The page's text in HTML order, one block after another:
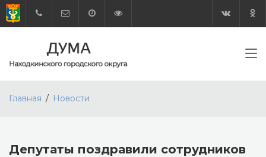
Главная Новости
Депутаты поздравили сотрудников